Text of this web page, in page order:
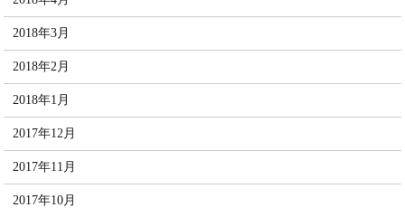
2018年3月
2018年2月
2018年1月
2017年12月
2017年11月
2017年10月